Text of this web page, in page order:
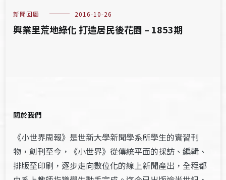
新聞回顧 2016-10-26
興業里荒地綠化 打造居民後花園 – 1853期
關於我們
《小世界周報》是世新大學新聞學系所學生的實習刊
物，創刊至今，《小世界》從傳統平面的採訪、編輯、
排版至印刷，逐步走向數位化的線上新聞產出，全程都